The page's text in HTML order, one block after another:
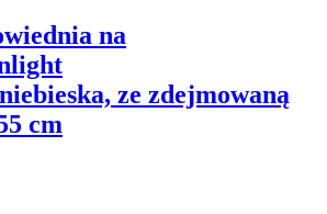
na
ze zdejmowaną
cm